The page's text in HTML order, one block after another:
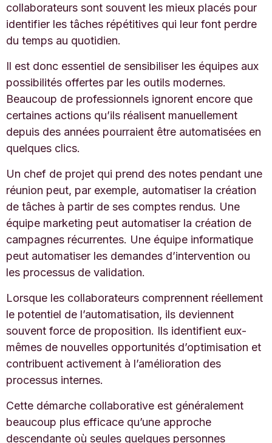
collaborateurs sont souvent les mieux placés pour
identifier les tâches répétitives qui leur font perdre
du temps au quotidien.
Il est donc essentiel de sensibiliser les équipes aux
possibilités offertes par les outils modernes.
Beaucoup de professionnels ignorent encore que
certaines actions qu’ils réalisent manuellement
depuis des années pourraient être automatisées en
quelques clics.
Un chef de projet qui prend des notes pendant une
réunion peut, par exemple, automatiser la création
de tâches à partir de ses comptes rendus. Une
équipe marketing peut automatiser la création de
campagnes récurrentes. Une équipe informatique
peut automatiser les demandes d’intervention ou
les processus de validation.
Lorsque les collaborateurs comprennent réellement
le potentiel de l’automatisation, ils deviennent
souvent force de proposition. Ils identifient eux-
mêmes de nouvelles opportunités d’optimisation et
contribuent activement à l’amélioration des
processus internes.
Cette démarche collaborative est généralement
beaucoup plus efficace qu’une approche
descendante où seules quelques personnes